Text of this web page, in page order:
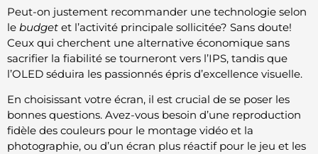
Peut-on justement recommander une technologie selon
le budget et l’activité principale sollicitée? Sans doute!
Ceux qui cherchent une alternative économique sans
sacrifier la fiabilité se tourneront vers l’IPS, tandis que
l’OLED séduira les passionnés épris d’excellence visuelle.
En choisissant votre écran, il est crucial de se poser les
bonnes questions. Avez-vous besoin d’une reproduction
fidèle des couleurs pour le montage vidéo et la
photographie, ou d’un écran plus réactif pour le jeu et les